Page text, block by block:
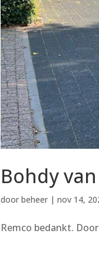
Bohdy
doorbeheer |nov 14,
Remco bedankt.